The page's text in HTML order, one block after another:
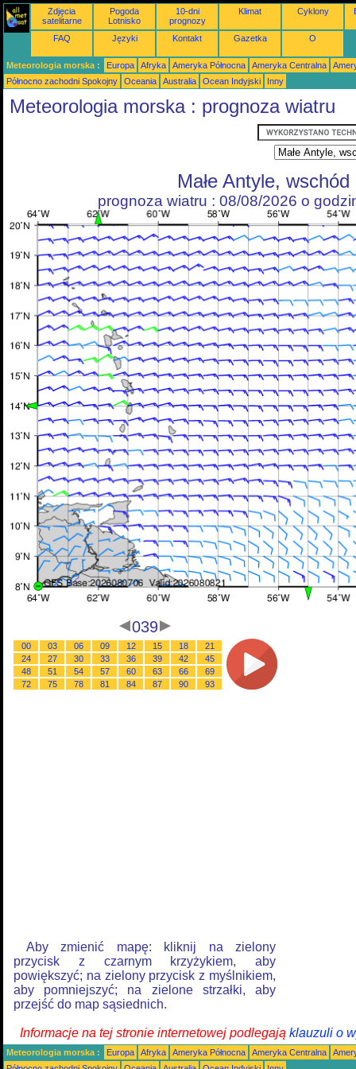
Zdjęcia
satelitarne
Pogoda
Lotnisko
10-dni
prognozy
Klimat Cyklony
FAQ Języki Kontakt Gazetka O
Meteorologia morska : Europa Afryka Ameryka Północna Ameryka Centralna
Północno zachodni Spokojny
Oceania Australia Ocean Indyjski Inny
Meteorologia morska : prognoza wiatru
Małe Antyle, wschód
prognoza wiatru : 08/08/2026 o
039
00 03 06 09 12 15 18
21
24
27 30 33 36 39 42
45
48
51 54 57 60 63 66
69
72
75 78 81 84 87 90 93
Aby zmienić mapę: kliknij na zielony
przycisk z czarnym krzyżykiem, aby
powiększyć; na zielony przycisk z myślnikiem,
aby pomniejszyć; na zielone strzałki, aby
przejść do map sąsiednich.
Informacje na tej stronie internetowej podlegają klauzuli o
Meteorologia morska : Europa Afryka Ameryka Północna Ameryka Centralna